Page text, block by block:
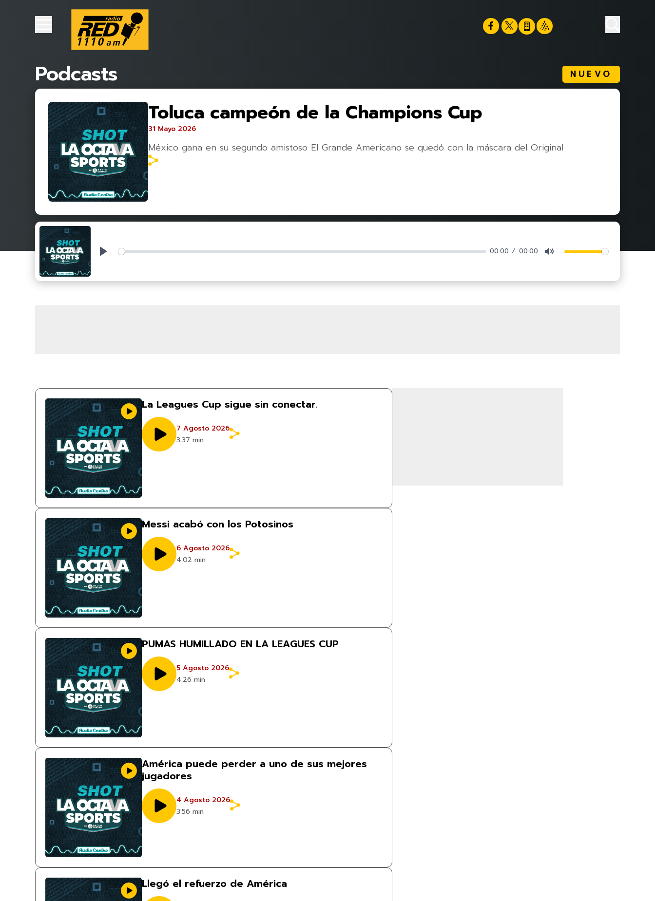
Podcasts NUEVO
Toluca campeón de la Champions Cup
31 Mayo 2026
México gana en su segundo amistoso El Grande Americano se quedó con la máscara del Original
Play 00:00 00:00 Mute
La Leagues Cup sigue sin conectar.
7 Agosto 2026
3:37 min
Messi acabó con los Potosinos
6 Agosto 2026
4:02 min
PUMAS HUMILLADO EN LA LEAGUES CUP
5 Agosto 2026
4:26 min
América puede perder a uno de sus mejores
jugadores
4 Agosto 2026
3:56 min
Llegó el refuerzo de América